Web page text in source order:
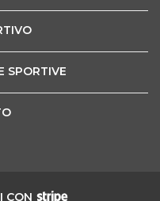
SPORTIVE
CON